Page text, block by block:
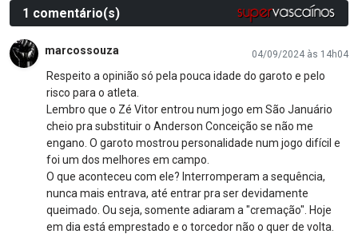
1 comentário(s)
marcossouza 04/09/2024 às 14h04
Respeito a opinião só pela pouca idade do garoto e pelo
risco para o atleta.
Lembro que o Zé Vitor entrou num jogo em São Januário
cheio pra substituir o Anderson Conceição se não me
engano. O garoto mostrou personalidade num jogo difícil e
foi um dos melhores em campo.
O que aconteceu com ele? Interromperam a sequência,
nunca mais entrava, até entrar pra ser devidamente
queimado. Ou seja, somente adiaram a "cremação". Hoje
em dia está emprestado e o torcedor não o quer de volta.